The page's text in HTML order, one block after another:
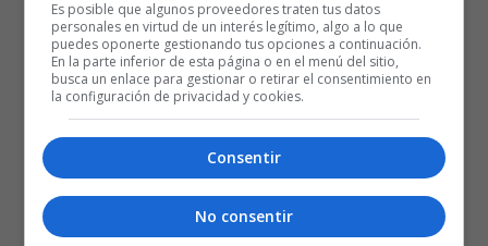
Posted
by
Rubén Gazapo Ramos
13 de noviembre de 2020
www.baskonistas.com en el
programa Elegidos de Movistar +
18/09/20
Es posible que algunos proveedores traten tus datos
personales en virtud de un interés legítimo, algo a lo que
puedes oponerte gestionando tus opciones a continuación.
En la parte inferior de esta página o en el menú del sitio,
busca un enlace para gestionar o retirar el consentimiento en
la configuración de privacidad y cookies.
Consentir
No consentir